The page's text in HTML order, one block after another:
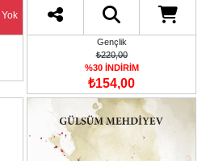
Gençlik
₺220,00
%30 İNDİRİM
₺154,00